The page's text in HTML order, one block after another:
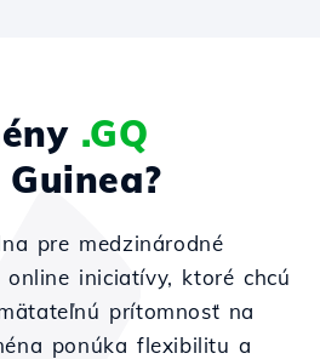
.GQ
pre medzinárodné
iniciatívy, ktoré chcú
prítomnosť na
ponúka flexibilitu a